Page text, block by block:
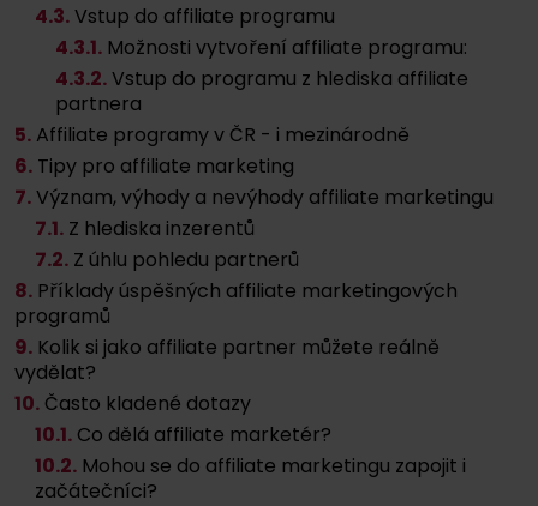
4.3.Vstup do affiliate programu
4.3.1. Možnosti vytvoření affiliate programu:
4.3.2.Vstup do programu z hlediska affiliate
partnera
5. Affiliate programy v ČR - i mezinárodně
6. Tipy pro affiliate marketing
7.Význam, výhody a nevýhody affiliate marketingu
7.1. Z hlediska inzerentů
7.2. Z úhlu pohledu partnerů
8. Příklady úspěšných affiliate marketingových
programů
9. Kolik si jako affiliate partner můžete reálně
vydělat?
10. Často kladené dotazy
10.1. Co dělá affiliate marketér?
10.2. Mohou se do affiliate marketingu zapojit i
začátečníci?